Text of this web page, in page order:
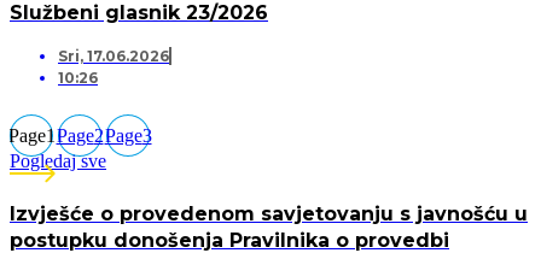
Službeni glasnik 23/2026
Sri, 17.06.2026
10:26
Page1Page2Page3
Pogledaj sve
Izvješće o provedenom savjetovanju s javnošću u
postupku donošenja Pravilnika o provedbi